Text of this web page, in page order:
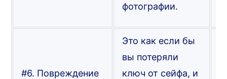
фотографии.
#6. Повреждение
Это как если бы
вы потеряли
ключ от сейфа, и